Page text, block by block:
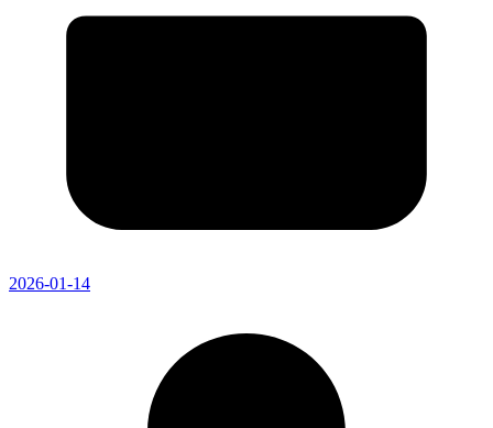
2026-01-14